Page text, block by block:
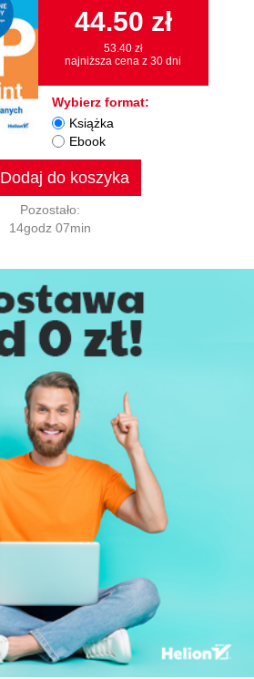
44.50 zł
53.40 zł
najniższa cena z 30 dni
Wybierz format:
Książka
Ebook
Dodaj do koszyka
Pozostało:
14godz 07min